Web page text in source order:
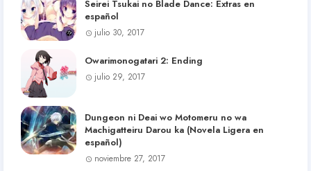
Seirei Tsukai no Blade Dance: Extras en
español
julio 30, 2017
Owarimonogatari 2: Ending
julio 29, 2017
Dungeon ni Deai wo Motomeru no wa
Machigatteiru Darou ka (Novela Ligera en
español)
noviembre 27, 2017